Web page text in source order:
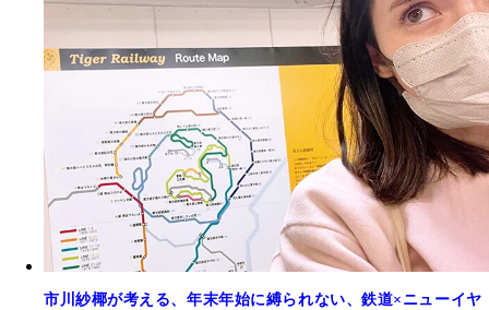
市川紗椰が考える、年末年始に縛られない、鉄道×ニューイヤ